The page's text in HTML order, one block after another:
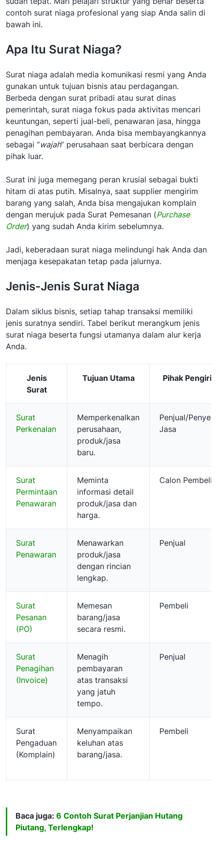
contoh surat niaga profesional yang siap Anda salin di
bawah ini.
Apa Itu Surat Niaga?
Surat niaga adalah media komunikasi resmi yang Anda
gunakan untuk tujuan bisnis atau perdagangan.
Berbeda dengan surat pribadi atau surat dinas
pemerintah, surat niaga fokus pada aktivitas mencari
keuntungan, seperti jual-beli, penawaran jasa, hingga
penagihan pembayaran. Anda bisa membayangkannya
sebagai “wajah” perusahaan saat berbicara dengan
pihak luar.
Surat ini juga memegang peran krusial sebagai bukti
hitam di atas putih. Misalnya, saat supplier mengirim
barang yang salah, Anda bisa mengajukan komplain
dengan merujuk pada Surat Pemesanan (Purchase
Order) yang sudah Anda kirim sebelumnya.
Jadi, keberadaan surat niaga melindungi hak Anda dan
menjaga kesepakatan tetap pada jalurnya.
Jenis-Jenis Surat Niaga
Dalam siklus bisnis, setiap tahap transaksi memiliki
jenis suratnya sendiri. Tabel berikut merangkum jenis
surat niaga beserta fungsi utamanya dalam alur kerja
Anda.
Jenis
Surat
Tujuan Utama Pihak
Surat
Perkenalan
Memperkenalkan
perusahaan,
produk/jasa
baru.
Penjual/
Jasa
Surat
Permintaan
Penawaran
Meminta
informasi detail
produk/jasa dan
harga.
Calon Pembeli
Surat
Penawaran
Menawarkan
produk/jasa
dengan rincian
lengkap.
Penjual
Surat
Pesanan
(PO)
Memesan
barang/jasa
secara resmi.
Pembeli
Surat
Penagihan
(Invoice)
Menagih
pembayaran
atas transaksi
yang jatuh
tempo.
Penjual
Surat
Pengaduan
(Komplain)
Menyampaikan
keluhan atas
barang/jasa.
Pembeli
Baca juga: 6 Contoh Surat Perjanjian Hutang
Piutang, Terlengkap!